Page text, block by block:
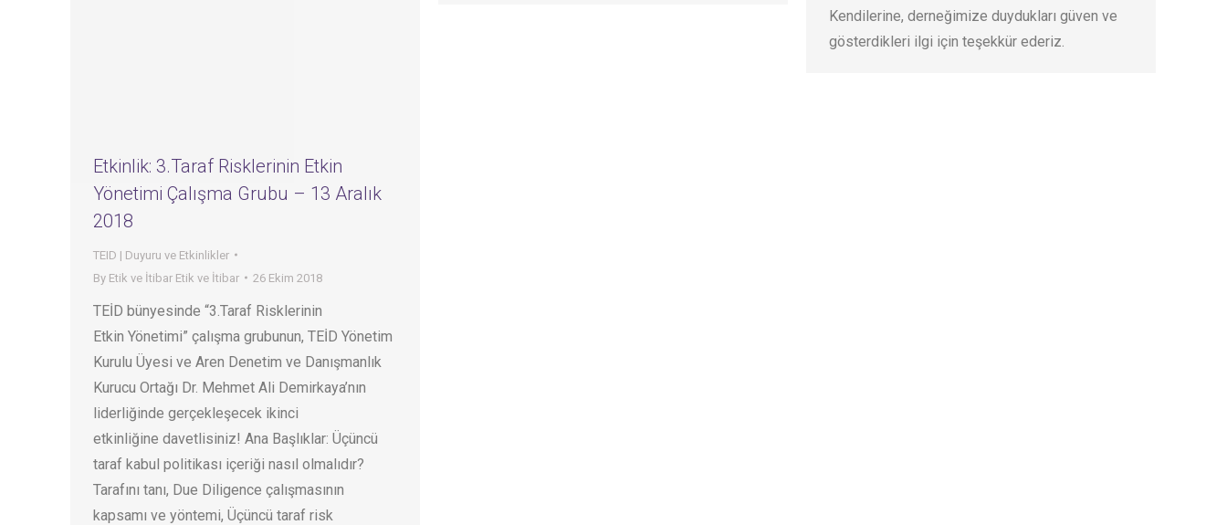
Kendilerine, derneğimize duydukları güven ve
gösterdikleri ilgi için teşekkür ederiz.
Etkinlik: 3.Taraf Risklerinin Etkin
Yönetimi Çalışma Grubu – 13 Aralık
2018
TEID | Duyuru ve Etkinlikler
By Etik ve İtibar Etik ve İtibar 26 Ekim 2018
TEİD bünyesinde “3.Taraf Risklerinin
Etkin Yönetimi” çalışma grubunun, TEİD Yönetim
Kurulu Üyesi ve Aren Denetim ve Danışmanlık
Kurucu Ortağı Dr. Mehmet Ali Demirkaya’nın
liderliğinde gerçekleşecek ikinci
etkinliğine davetlisiniz! Ana Başlıklar: Üçüncü
taraf kabul politikası içeriği nasıl olmalıdır?
Tarafını tanı, Due Diligence çalışmasının
kapsamı ve yöntemi, Üçüncü taraf risk